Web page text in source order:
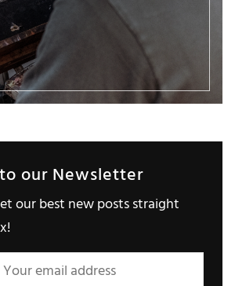
our Newsletter
our best new posts straight